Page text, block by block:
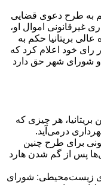
به طرح دعوی قضایی
غیرقانونی اموال او،
بریتانیا حکم به
خود اعلام کرد که
و شورای شهر حق دارد
هر چیزی که
درمی‌آید.
برای طرح چنین
سال‌ها پس از گم شدن هارد
زیست‌محیطی: شورای